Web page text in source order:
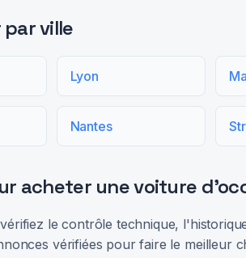
ville
Lyon
Nantes
acheter une voiture
le contrôle technique,
vérifiées pour faire le meilleur